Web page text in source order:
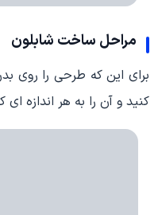
مراحل ساخت شابلون
برای این که طرحی را روی
کنید و آن را به هر اندازه